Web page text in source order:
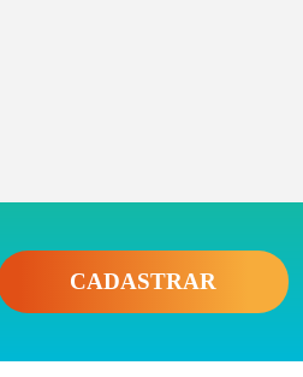
CADASTRAR